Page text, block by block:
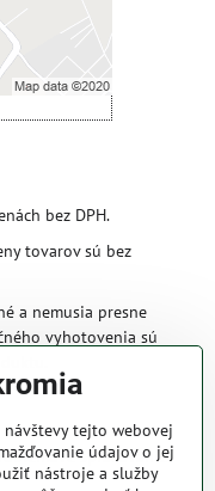
bez DPH.
tovarov sú bez
a nemusia presne
vyhotovenia sú
spracovanie
návštevy tejto webovej
údajov o jej
nástroje a služby